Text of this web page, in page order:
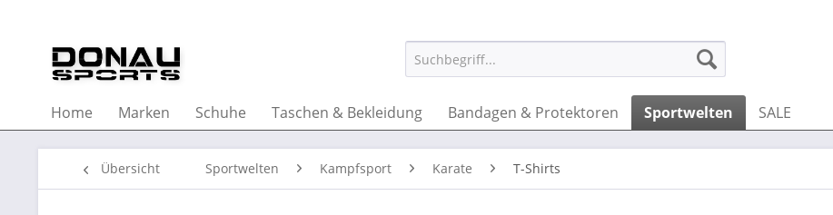
Home Marken Schuhe Taschen & Bekleidung Bandagen & Protektoren Sportwelten SALE
Übersicht Sportwelten Kampfsport Karate T-Shirts